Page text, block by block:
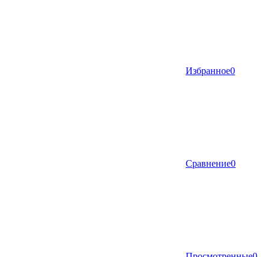
Избранное0
Сравнение0